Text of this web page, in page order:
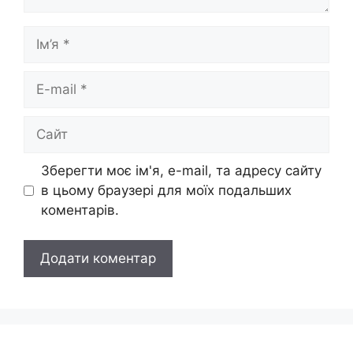
mail
Зберегти моє ім'я, e-mail, та адресу сайту
в цьому браузері для моїх подальших
коментарів.